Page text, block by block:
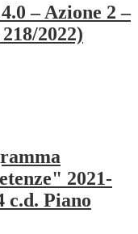
– Azione 2 –
2022)
2021-
c.d. Piano